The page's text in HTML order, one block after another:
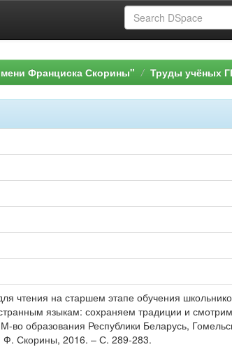
Франциска Скорины" Труды учёных
чтения на старшем этапе обучения
языкам: сохраняем традиции и
во образования Республики Беларусь,
Ф. Скорины, 2016. – С. 289-283.